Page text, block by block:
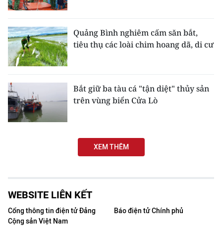
MÔI TRƯỜNG
BẠN ĐỌC
KIỂM CHỨNG THÔNG TIN
54 DÂN TỘC VIỆT NAM
CHƯƠNG TRÌNH OCOP - MỖI XÃ
MEDIA CENTER
E-Magazine
Quảng Bình nghiêm cấm săn bắt,
tiêu thụ các loài chim hoang dã, di cư
Bắt giữ ba tàu cá "tận diệt" thủy sản
trên vùng biển Cửa Lò
XEM THÊM
WEBSITE LIÊN KẾT
Cổng thông tin điện tử Đảng
Cộng sản Việt Nam
Báo điện tử Chính phủ